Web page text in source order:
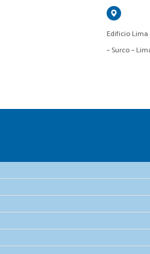
Edificio Lima
– Surco –